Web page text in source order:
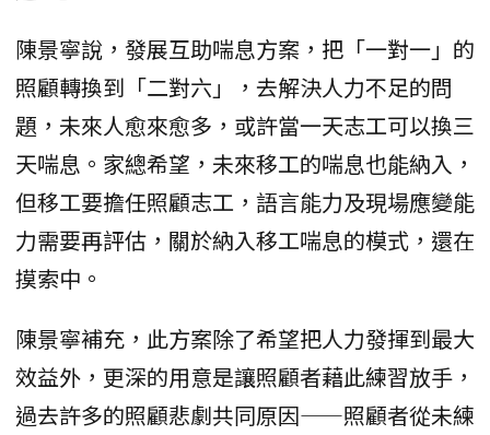
陳景寧說，發展互助喘息方案，把「一對一」的
照顧轉換到「二對六」，去解決人力不足的問
題，未來人愈來愈多，或許當一天志工可以換三
天喘息。家總希望，未來移工的喘息也能納入，
但移工要擔任照顧志工，語言能力及現場應變能
力需要再評估，關於納入移工喘息的模式，還在
摸索中。
陳景寧補充，此方案除了希望把人力發揮到最大
效益外，更深的用意是讓照顧者藉此練習放手，
過去許多的照顧悲劇共同原因——照顧者從未練